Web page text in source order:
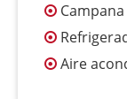


 Aire